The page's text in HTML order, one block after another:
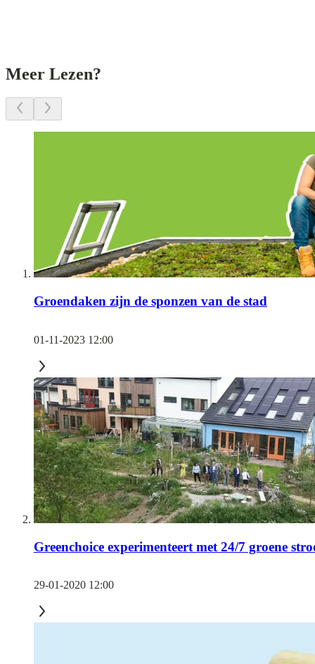
Meer Lezen?
Groendaken zijn de sponzen van de stad
01-11-2023 12:00
Greenchoice experimenteert met 24/7 groene
29-01-2020 12:00